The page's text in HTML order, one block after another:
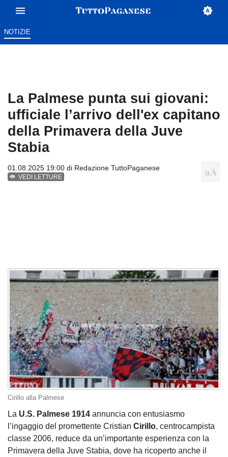
NOTIZIE
La Palmese punta sui giovani:
ufficiale l’arrivo dell'ex capitano
della Primavera della Juve
Stabia
01.08.2025 19:00 di Redazione TuttoPaganese
VEDI LETTURE
Cirillo alla Palmese
La U.S. Palmese 1914 annuncia con entusiasmo
l’ingaggio del promettente Cristian Cirillo, centrocampista
classe 2006, reduce da un’importante esperienza con la
Primavera della Juve Stabia, dove ha ricoperto anche il